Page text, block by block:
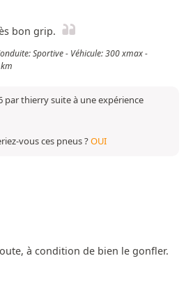
bon grip.
Sportive - Véhicule: 300 xmax -
par thierry suite à une expérience
vous ces pneus ?OUI
à condition de bien le gonfler.